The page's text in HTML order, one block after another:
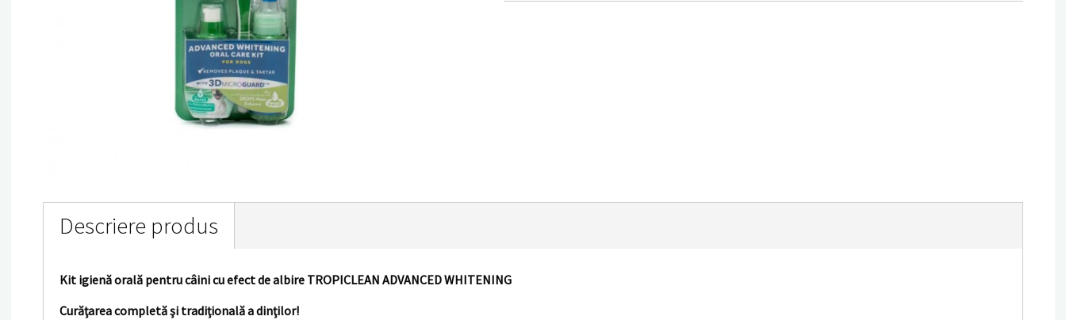
Descriere produs
Kit igienă orală pentru câini cu efect de albire TROPICLEAN ADVANCED WHITENING
Curăţarea completă şi tradiţională a dinţilor!